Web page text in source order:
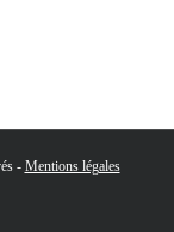
- Mentions légales